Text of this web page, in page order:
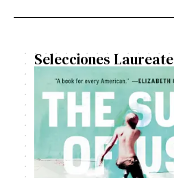
Selecciones Laureate